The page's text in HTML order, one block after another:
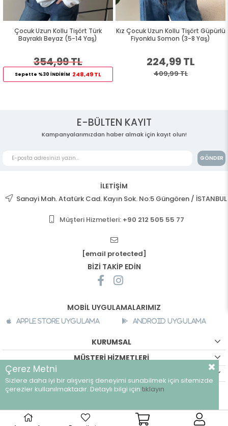
Çocuk Uzun Kollu Tişört Türk
Bayraklı Beyaz (5-14 Yaş)
354,99 TL
Sepette %30 İNDİRİM 248,49 TL
Kız Çocuk Uzun Kollu Tişört Güpürlü
Fiyonklu Somon (3-8 Yaş)
224,99 TL
409,99 TL
E-BÜLTEN KAYIT
Kampanyalarımızdan haber almak için kayıt olun!
GÖNDER
İLETİŞİM
Sanayi Mah. Atatürk Cad. Kayın Sok. No:5 Güngören / İSTANBUL
Müşteri Hizmetleri: +90 212 505 55 77
[email protected]
BİZİ TAKİP EDİN
MOBİL UYGULAMALARIMIZ
Apple Store Uygulama Android Uygulama
KURUMSAL
MÜŞTERİ HİZMETLERİ
©breeze.com.tr - Tüm hakları saklıdır.
Çerez Metni
Sizlere daha iyi bir alışveriş deneyimi sunabilmek için sitemizde
çerezler kullanılmaktadır. Detaylı bilgi için tıklayın